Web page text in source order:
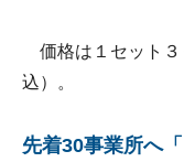
価格は１セット３
込）。
先着30事業所へ